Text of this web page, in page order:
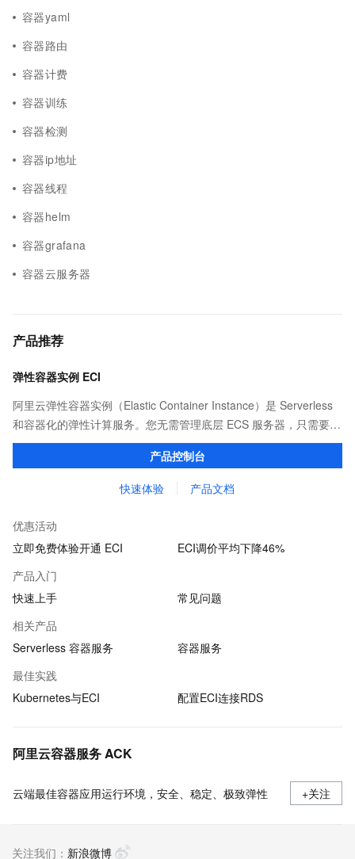
容器yaml
容器路由
容器计费
容器训练
容器检测
容器ip地址
容器线程
容器helm
容器grafana
容器云服务器
产品推荐
弹性容器实例 ECI
阿里云弹性容器实例（Elastic Container Instance）是 Serverless
和容器化的弹性计算服务。您无需管理底层 ECS 服务器，只需要提
供打包好的镜像，即可运行容器，并仅为容器实际运行消耗的资源
产品控制台
快速体验 产品文档
优惠活动
立即免费体验开通 ECI
ECI调价平均下降46%
产品入门
快速上手
常见问题
相关产品
Serverless 容器服务
容器服务
最佳实践
Kubernetes与ECI
配置ECI连接RDS
阿里云容器服务 ACK
云端最佳容器应用运行环境，安全、稳定、极致弹性 +关注
关注我们： 新浪微博